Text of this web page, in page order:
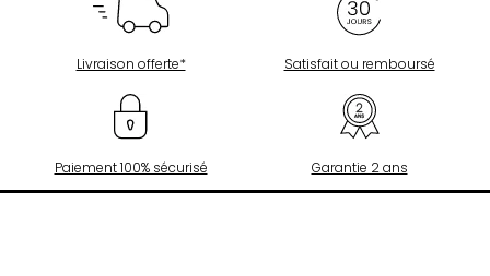
Livraison offerte* Satisfait ou remboursé
Paiement 100% sécurisé Garantie 2 ans